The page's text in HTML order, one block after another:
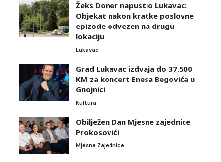
Žeks Doner napustio Lukavac:
Objekat nakon kratke poslovne
epizode odvezen na drugu
lokaciju
Lukavac
Grad Lukavac izdvaja do 37.500
KM za koncert Enesa Begovića u
Gnojnici
Kultura
Obilježen Dan Mjesne zajednice
Prokosovići
Mjesne Zajednice